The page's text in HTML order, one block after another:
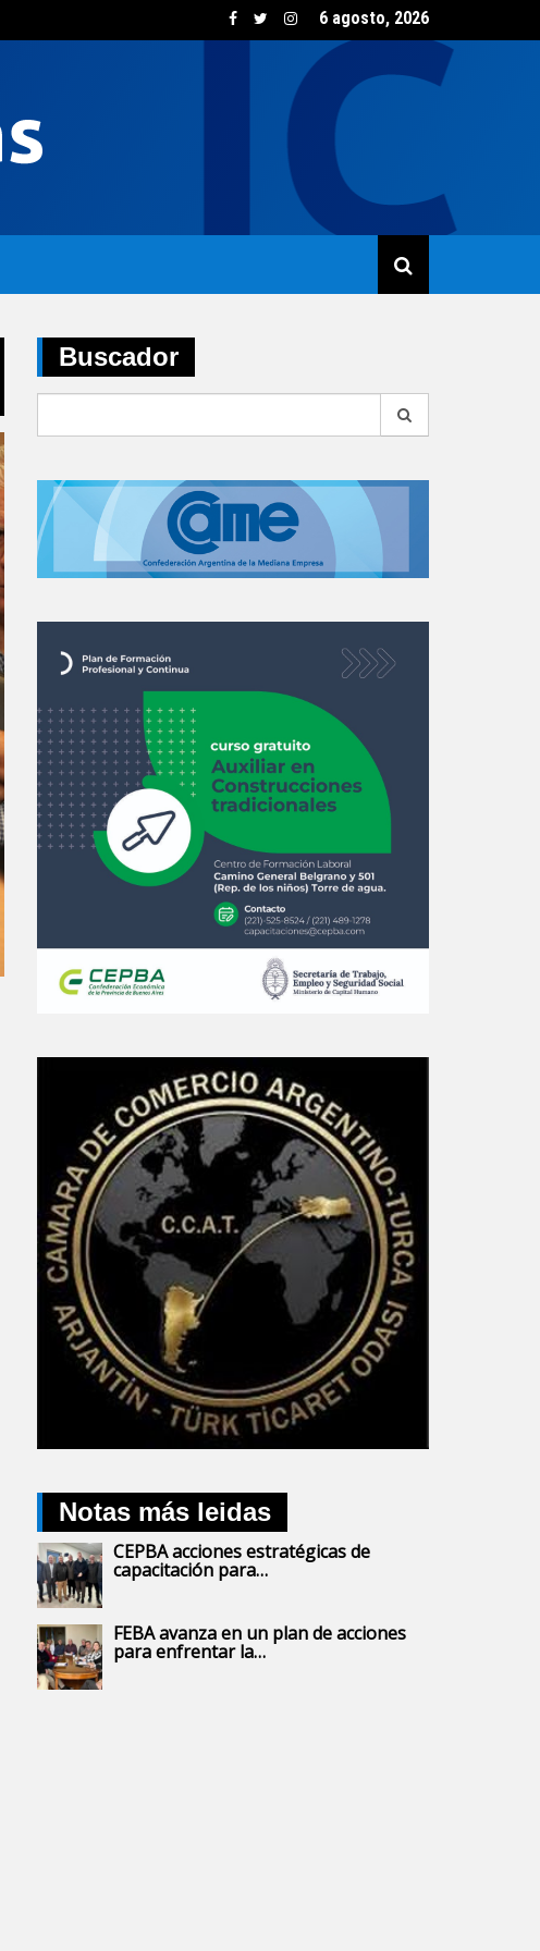
El consumo de vino creció un 5,8% en junio impulsado por las opciones
6 agosto, 2026
Buscador
Notas más leidas
CEPBA acciones estratégicas de
capacitación para…
FEBA avanza en un plan de acciones
para enfrentar la…